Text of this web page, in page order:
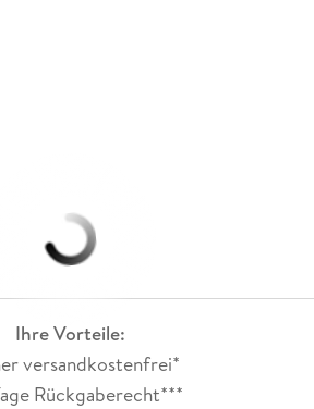
Ihre Vorteile:
versandkostenfrei*
Rückgaberecht***